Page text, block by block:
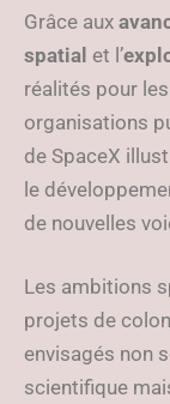
Grâce aux
spatial et l’
réalités pour les
organisations
de SpaceX
le
de nouvelles
Les ambitions
projets de
envisagés non
scientifique